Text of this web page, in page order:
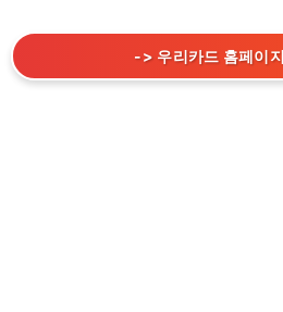
-> 우리카드 홈페이